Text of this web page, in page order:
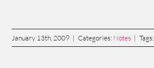
January 13th, 2009 | Categories: Notes | Tags: